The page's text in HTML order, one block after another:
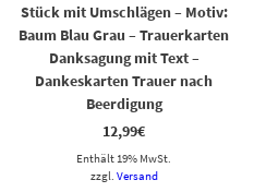
Stück mit Umschlägen – Motiv:
Baum Blau Grau – Trauerkarten
Danksagung mit Text –
Dankeskarten Trauer nach
Beerdigung
12,99€
Enthält 19% MwSt.
zzgl. Versand